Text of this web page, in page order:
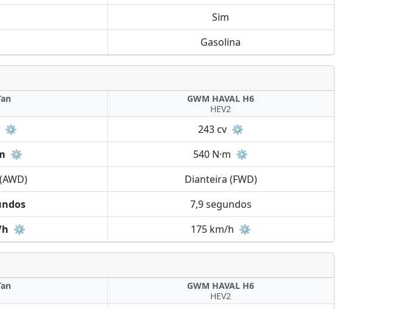
Sim
Gasolina
GWM HAVAL H6
HEV2
⚙️ 243 cv ⚙️
⚙️ 540 N·m ⚙️
Dianteira (FWD)
7,9 segundos
⚙️ 175 km/h ⚙️
GWM HAVAL H6
HEV2